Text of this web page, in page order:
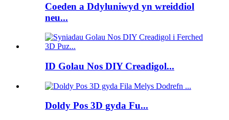
Coeden a Ddyluniwyd yn wreiddiol
neu...
ID Golau Nos DIY Creadigol...
Doldy Pos 3D gyda Fu...